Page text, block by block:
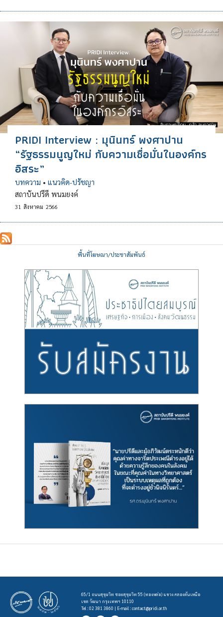
PRIDI Interview : มุนินทร์ พงศาปาน
“รัฐธรรมนูญใหม่ กับความเชื่อมั่นในองค์กร
อิสระ”
บทความ • แนวคิด-ปรัชญา
สถาบันปรีดี พนมยงค์
31 สิงหาคม 2566
พื้นที่โฆษณา/ประชาสัมพันธ์
65/1 ถนนสุขุมวิท ซอยสุขุมวิท 55 (ทองหล่อ) แขวง คลองตันเหนือ
เขต วัฒนา กรุงเทพฯ 10110
Tel : 02 381 3860 | E-mail :contact@pridi.or.th